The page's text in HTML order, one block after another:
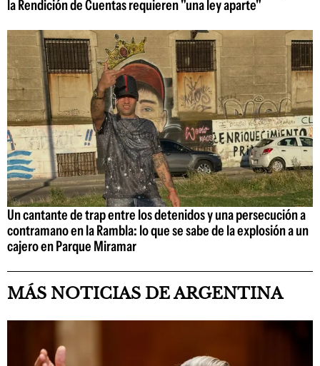
la Rendición de Cuentas requieren "una ley aparte"
Un cantante de trap entre los detenidos y una persecución a
contramano en la Rambla: lo que se sabe de la explosión a un
cajero en Parque Miramar
MÁS NOTICIAS DE ARGENTINA